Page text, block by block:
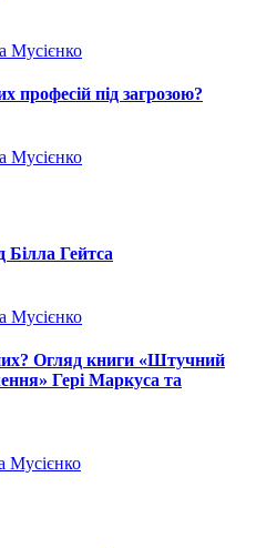
Мусієнко
під загрозою?
Мусієнко
Білла Гейтса
Мусієнко
Огляд книги «Штучний
Гері Маркуса та
Мусієнко